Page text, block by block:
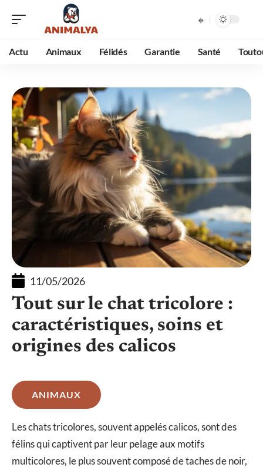
Actu Animaux Félidés Garantie Santé
11/05/2026
Tout sur le chat tricolore :
caractéristiques, soins et
origines des calicos
ANIMAUX
Les chats tricolores, souvent appelés calicos, sont des
félins qui captivent par leur pelage aux motifs
multicolores, le plus souvent composé de taches de noir,